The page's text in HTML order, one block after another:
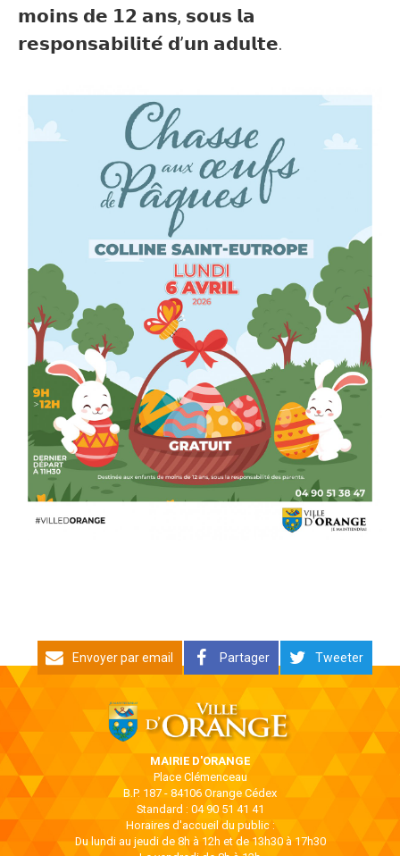
𝗺𝗼𝗶𝗻𝘀 𝗱𝗲 𝟭𝟮 𝗮𝗻𝘀, 𝘀𝗼𝘂𝘀 𝗹𝗮
𝗿𝗲𝘀𝗽𝗼𝗻𝘀𝗮𝗯𝗶𝗹𝗶𝘁𝗲́ 𝗱’𝘂𝗻 𝗮𝗱𝘂𝗹𝘁𝗲.
Envoyer par email Partager Tweeter
MAIRIE D'ORANGE
Place Clémenceau
B.P. 187 - 84106 Orange Cédex
Standard : 04 90 51 41 41
Horaires d'accueil du public :
Du lundi au jeudi de 8h à 12h et de 13h30 à 17h30